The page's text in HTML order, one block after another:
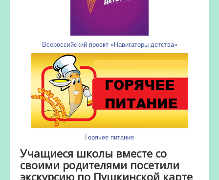
Всероссийский проект «Навигаторы детства»
Горячее питание
Учащиеся школы вместе со
своими родителями посетили
экскурсию по Пушкинской карте